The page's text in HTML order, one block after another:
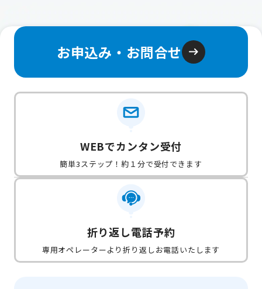
お申込み・お問合せ
WEBでカンタン受付
簡単3ステップ！約１分で受付できます
折り返し電話予約
専用オペレーターより折り返しお電話いたします